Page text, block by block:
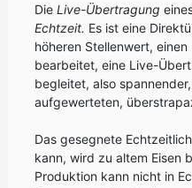
Die Live-Übertragung
Echtzeit. Es ist eine
höheren Stellenwert,
bearbeitet, eine Live-
begleitet, also
aufgewerteten,
Das gesegnete
kann, wird zu altem Eisen
Produktion kann nicht in